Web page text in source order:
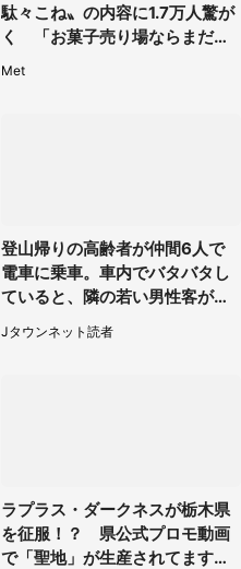
駄々こね〟の内容に1.7万人驚が
く 「お菓子売り場ならまだし
も...」「ハードル高い」
Met
登山帰りの高齢者が仲間6人で
電車に乗車。車内でバタバタし
ていると、隣の若い男性客が
（神奈川県・70代女性）
Jタウンネット読者
ラプラス・ダークネスが栃木県
を征服！？ 県公式プロモ動画
で「聖地」が生産されてます【7